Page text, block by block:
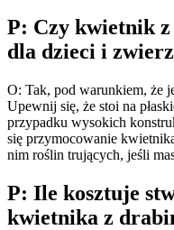
P: Czy kwietnik
dla dzieci i
O: Tak, pod warunkiem, że
Upewnij się, że stoi na
przypadku wysokich
się przymocowanie
nim roślin trujących, jeśli
P: Ile kosztuje
kwietnika z